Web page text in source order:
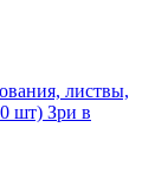
листвы,
шт) Зри в